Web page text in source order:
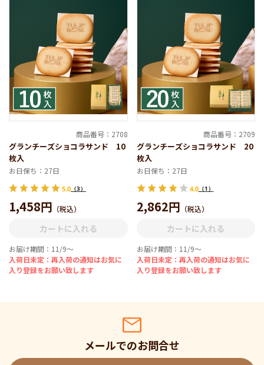
商品番号：2708
グランチーズショコラサンド 10
枚入
お日保ち：27日
5.0 （3）
1,458円 （税込）
カートに入れる
お届け期間：11/9～
入荷日未定：再入荷の通知はお気に
入り登録をお願い致します
商品番号：2709
グランチーズショコラサンド 20
枚入
お日保ち：27日
4.0（1）
2,862円 （税込）
カートに入れる
お届け期間：11/9～
入荷日未定：再入荷の通知はお気に
入り登録をお願い致します
メールでのお問合せ